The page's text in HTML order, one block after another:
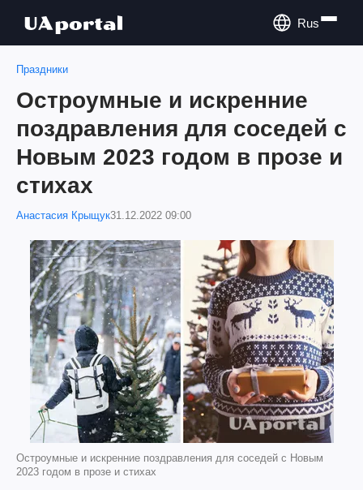
Rus
Праздники
Остроумные и искренние
поздравления для соседей с
Новым 2023 годом в прозе и
стихах
Анастасия Крыщук31.12.2022 09:00
Остроумные и искренние поздравления для соседей с Новым
2023 годом в прозе и стихах